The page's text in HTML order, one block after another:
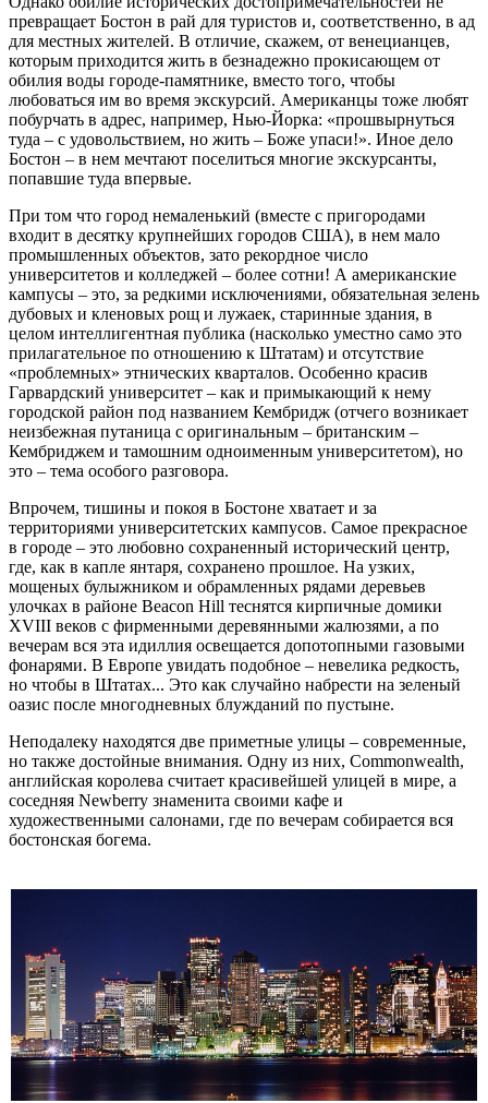
превращает Бостон в рай для туристов и, соответственно, в ад
для местных жителей. В отличие, скажем, от венецианцев,
которым приходится жить в безнадежно прокисающем от
обилия воды городе-памятнике, вместо того, чтобы
любоваться им во время экскурсий. Американцы тоже любят
побурчать в адрес, например, Нью-Йорка: «прошвырнуться
туда – с удовольствием, но жить – Боже упаси!». Иное дело
Бостон – в нем мечтают поселиться многие экскурсанты,
попавшие туда впервые.
При том что город немаленький (вместе с пригородами
входит в десятку крупнейших городов США), в нем мало
промышленных объектов, зато рекордное число
университетов и колледжей – более сотни! А американские
кампусы – это, за редкими исключениями, обязательная зелень
дубовых и кленовых рощ и лужаек, старинные здания, в
целом интеллигентная публика (насколько уместно само это
прилагательное по отношению к Штатам) и отсутствие
«проблемных» этнических кварталов. Особенно красив
Гарвардский университет – как и примыкающий к нему
городской район под названием Кембридж (отчего возникает
неизбежная путаница с оригинальным – британским –
Кембриджем и тамошним одноименным университетом), но
это – тема особого разговора.
Впрочем, тишины и покоя в Бостоне хватает и за
территориями университетских кампусов. Самое прекрасное
в городе – это любовно сохраненный исторический центр,
где, как в капле янтаря, сохранено прошлое. На узких,
мощеных булыжником и обрамленных рядами деревьев
улочках в районе Beacon Hill теснятся кирпичные домики
XVIII веков с фирменными деревянными жалюзями, а по
вечерам вся эта идиллия освещается допотопными газовыми
фонарями. В Европе увидать подобное – невелика редкость,
но чтобы в Штатах... Это как случайно набрести на зеленый
оазис после многодневных блужданий по пустыне.
Неподалеку находятся две приметные улицы – современные,
но также достойные внимания. Одну из них, Commonwealth,
английская королева считает красивейшей улицей в мире, а
соседняя Newberry знаменита своими кафе и
художественными салонами, где по вечерам собирается вся
бостонская богема.